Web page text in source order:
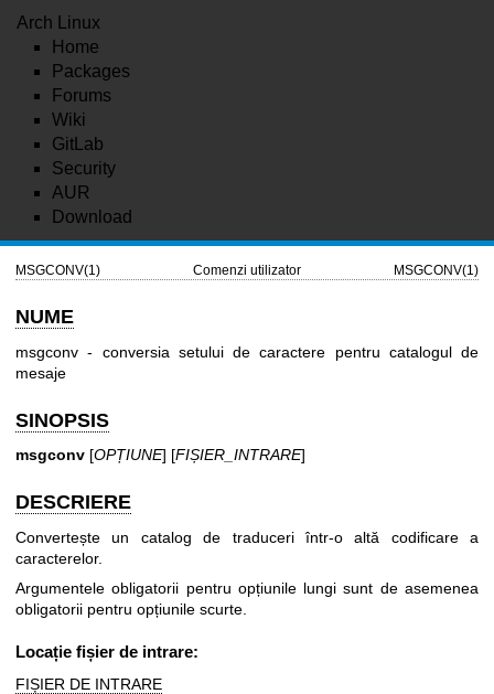
Arch Linux
Home
Packages
Forums
Wiki
GitLab
Security
AUR
Download
MSGCONV(1) Comenzi utilizator MSGCONV(1)
NUME
msgconv - conversia setului de caractere pentru catalogul de
mesaje
SINOPSIS
msgconv [OPȚIUNE] [FIȘIER_INTRARE]
DESCRIERE
Convertește un catalog de traduceri într-o altă codificare a
caracterelor.
Argumentele obligatorii pentru opțiunile lungi sunt de asemenea
obligatorii pentru opțiunile scurte.
Locație fișier de intrare:
FIȘIER DE INTRARE